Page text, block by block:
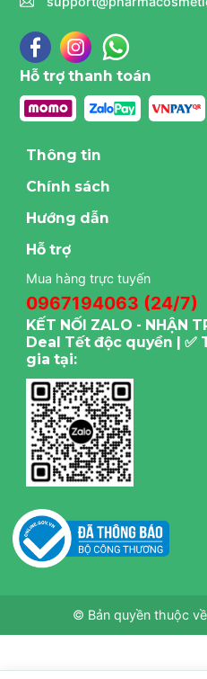
Hỗ trợ thanh toán
Thông tin
Chính sách
Hướng dẫn
Hỗ trợ
Mua hàng trực tuyến
0967194063 (24/7)
KẾT NỐI ZALO - NHẬN
Deal Tết độc quyền | ✅
gia tại:
© Bản quyền thuộc về